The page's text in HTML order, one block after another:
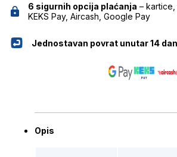
6 sigurnih opcija plaćanja – kartice,
KEKS Pay, Aircash, Google Pay
Jednostavan povrat unutar 14
Opis